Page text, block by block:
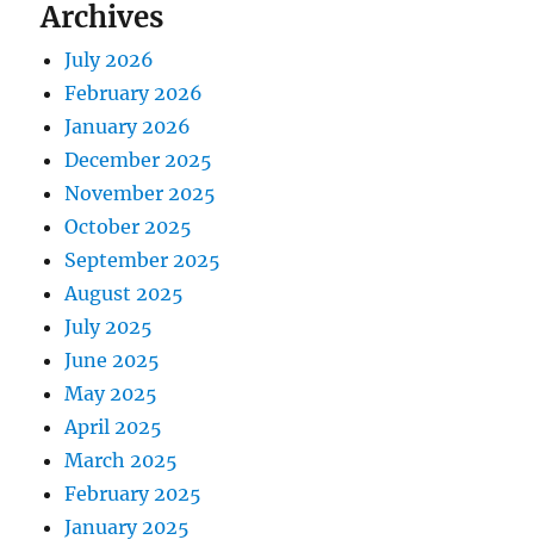
Archives
July 2026
February 2026
January 2026
December 2025
November 2025
October 2025
September 2025
August 2025
July 2025
June 2025
May 2025
April 2025
March 2025
February 2025
January 2025